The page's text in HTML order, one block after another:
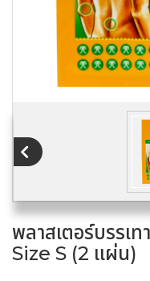
พลาสเตอร์บรรเท
Size S (2 แผ่น)